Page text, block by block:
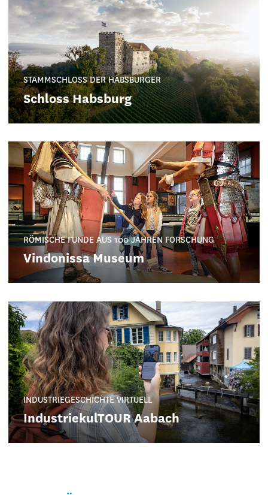
STAMMSCHLOSS DER HABSBURGER
Schloss Habsburg
RÖMISCHE FUNDE AUS 100 JAHREN FORSCHUNG
Vindonissa Museum
INDUSTRIEGESCHICHTE VIRTUELL
IndustriekulTOUR Aabach